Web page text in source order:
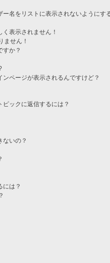
名をリストに表示されないようにす
表示されません！
ません！
すか？
ページが表示されるんですけど？
ックに返信するには？
ないの？
には？